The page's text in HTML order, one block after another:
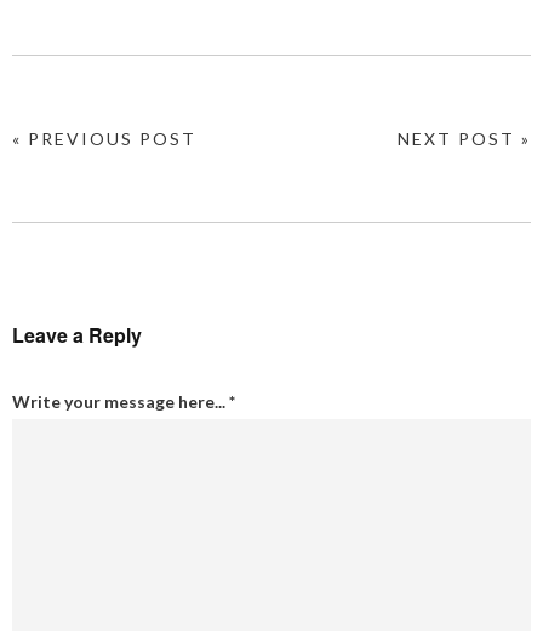
NEXT POST »
« PREVIOUS POST
Leave a Reply
Write your message here...*